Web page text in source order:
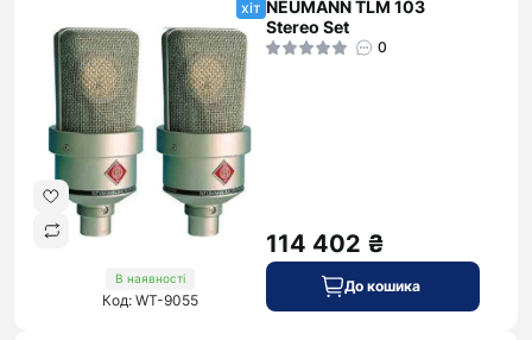
хіт
В наявності
Код: WT-9055
NEUMANN TLM 103
Stereo Set
0
114 402 ₴
До кошика